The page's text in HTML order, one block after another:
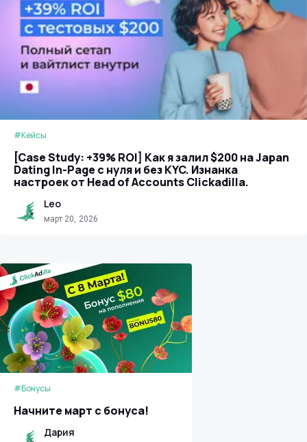
#Кейсы
[Case Study: +39% ROI] Как я залил $200 на Japan
Dating In-Page с нуля и без KYC. Изнанка
настроек от Head of Accounts Clickadilla.
Leo
март 20, 2026
#Бонусы
Начните март с бонуса!
Дария